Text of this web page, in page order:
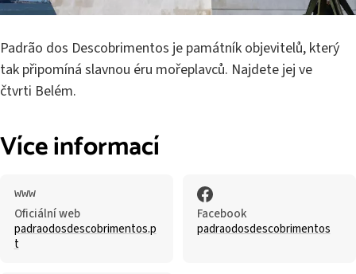
Padrão dos Descobrimentos je památník objevitelů, který
tak připomíná slavnou éru mořeplavců. Najdete jej ve
čtvrti Belém.
Více informací
Oficiální web
padraodosdescobrimentos.p
t
Facebook
padraodosdescobrimentos